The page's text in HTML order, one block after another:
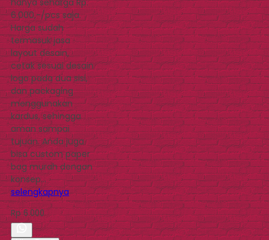
6.000,-/pcs saja.
Harga sudah
termasuk jasa
layout desain,
cetak sesuai desain
logo pada dua sisi,
dan packaging
menggunakan
kardus, sehingga
aman sampai
tujuan. Anda juga
bisa custom paper
bag murah dengan
konsep…
selengkapnya
Rp 6.000